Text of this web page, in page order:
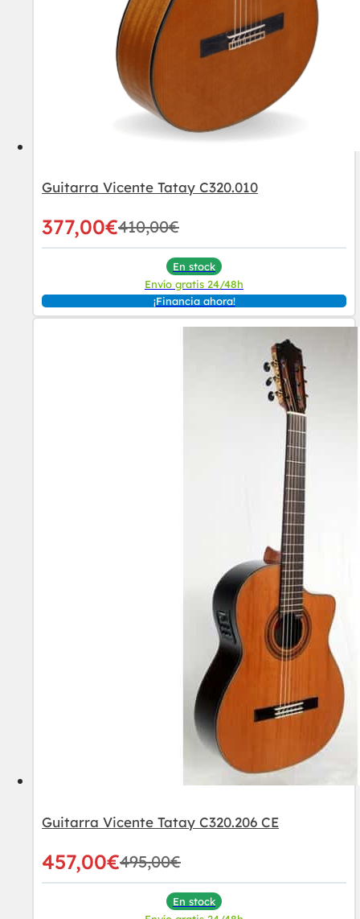
Guitarra Vicente Tatay C320.010
377,00€410,00€
En stock
Envío gratis 24/48h
¡Financia ahora!
Guitarra Vicente Tatay C320.206 CE
457,00€495,00€
En stock